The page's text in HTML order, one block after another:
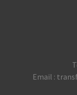
Email :